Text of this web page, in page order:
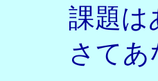
はある
あなた